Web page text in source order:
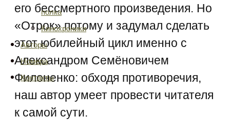
полка
Кинохроники
Авторы
Номера
Контакты
его бессмертного произведения. Но
«Отрок» потому и задумал сделать
этот юбилейный цикл именно с
Александром Семёновичем
Филоненко: обходя противоречия,
наш автор умеет провести читателя
к самой сути.